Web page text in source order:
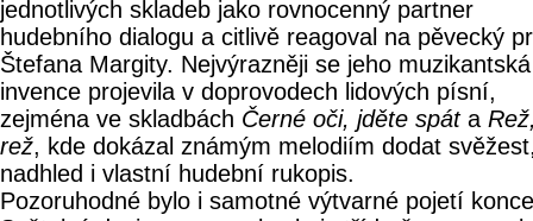
jednotlivých skladeb jako rovnocenný partner
hudebního dialogu a citlivě reagoval na pěvecký
Štefana Margity. Nejvýrazněji se jeho muzikantská
invence projevila v doprovodech lidových písní,
zejména ve skladbách Černé oči, jděte spáta
rež, kde dokázal známým melodiím dodat
nadhled i vlastní hudební rukopis.
Pozoruhodné bylo i samotné výtvarné pojetí